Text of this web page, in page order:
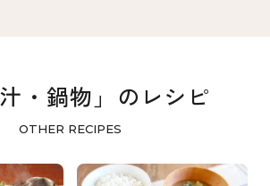
・鍋物」のレシピ
OTHER RECIPES